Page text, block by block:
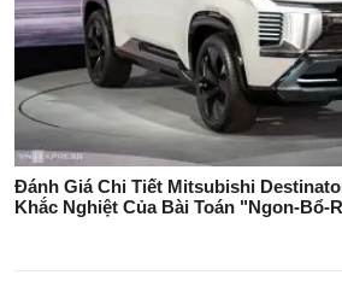
Đánh Giá Chi Tiết Mitsubishi
Khắc Nghiệt Của Bài Toán "Ngon-Bổ-